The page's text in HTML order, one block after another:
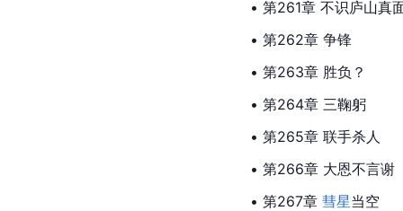
• 第261章 不识庐山真
• 第262章 争锋
• 第263章 胜负？
• 第264章 三鞠躬
• 第265章 联手杀人
• 第266章 大恩不言谢
• 第267章 彗星当空